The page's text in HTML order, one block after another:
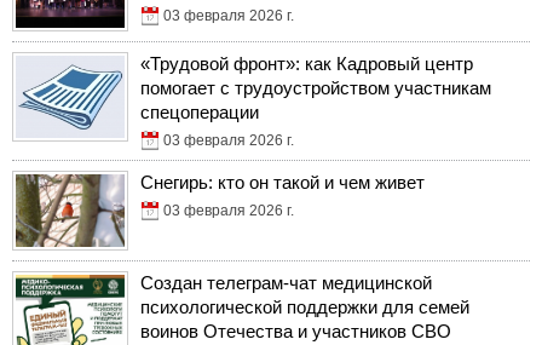
03 февраля 2026 г.
«Трудовой фронт»: как Кадровый центр
помогает с трудоустройством участникам
спецоперации
03 февраля 2026 г.
Снегирь: кто он такой и чем живет
03 февраля 2026 г.
Создан телеграм-чат медицинской
психологической поддержки для семей
воинов Отечества и участников СВО